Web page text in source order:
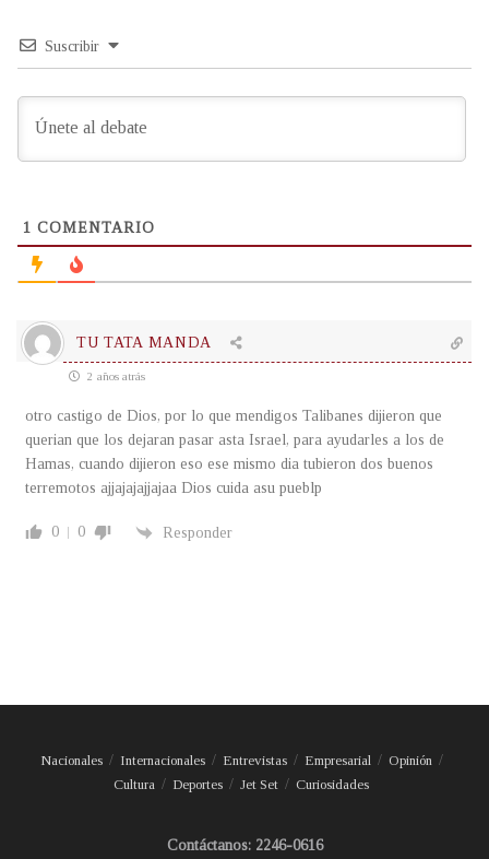
Suscribir
1 COMENTARIO
TU TATA MANDA
2 años atrás
otro castigo de Dios, por lo que mendigos Talibanes dijieron que
querian que los dejaran pasar asta Israel, para ayudarles a los de
Hamas, cuando dijieron eso ese mismo dia tubieron dos buenos
terremotos ajjajajajjajaa Dios cuida asu pueblp
0 0 Responder
Nacionales Internacionales Entrevistas Empresarial
Opinión
Cultura
Deportes Jet Set Curiosidades
Contáctanos: 2246-0616